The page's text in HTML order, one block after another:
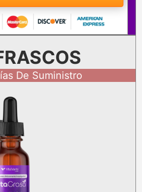
De Suministro